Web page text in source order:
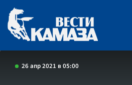
26 апр 2021 в 05:00